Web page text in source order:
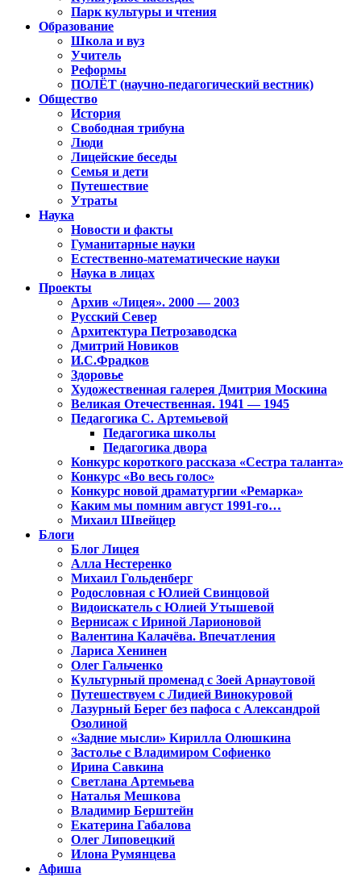
Парк культуры и чтения
Образование
Школа и вуз
Учитель
Реформы
ПОЛЁТ (научно-педагогический вестник)
Общество
История
Свободная трибуна
Люди
Лицейские беседы
Семья и дети
Путешествие
Утраты
Наука
Новости и факты
Гуманитарные науки
Естественно-математические науки
Наука в лицах
Проекты
Архив «Лицея». 2000 — 2003
Русский Север
Архитектура Петрозаводска
Дмитрий Новиков
И.С.Фрадков
Здоровье
Художественная галерея Дмитрия Москина
Великая Отечественная. 1941 — 1945
Педагогика С. Артемьевой
Педагогика школы
Педагогика двора
Конкурс короткого рассказа «Сестра таланта»
Конкурс «Во весь голос»
Конкурс новой драматургии «Ремарка»
Каким мы помним август 1991-го…
Михаил Швейцер
Блоги
Блог Лицея
Алла Нестеренко
Михаил Гольденберг
Родословная с Юлией Свинцовой
Видоискатель с Юлией Утышевой
Вернисаж с Ириной Ларионовой
Валентина Калачёва. Впечатления
Лариса Хенинен
Олег Гальченко
Культурный променад с Зоей Арнаутовой
Путешествуем с Лидией Винокуровой
Лазурный Берег без пафоса с Александрой
Озолиной
«Задние мысли» Кирилла Олюшкина
Застолье с Владимиром Софиенко
Ирина Савкина
Светлана Артемьева
Наталья Мешкова
Владимир Берштейн
Екатерина Габалова
Олег Липовецкий
Илона Румянцева
Афиша